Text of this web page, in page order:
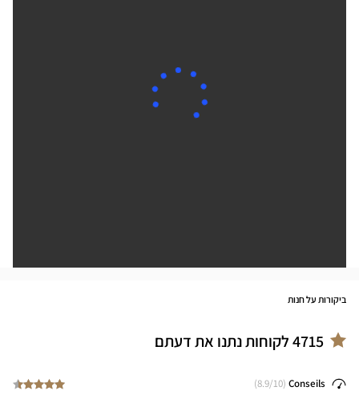
ביקורות על חנות
4715לקוחות נתנו את דעתם
Conseils
(
8.9/10)